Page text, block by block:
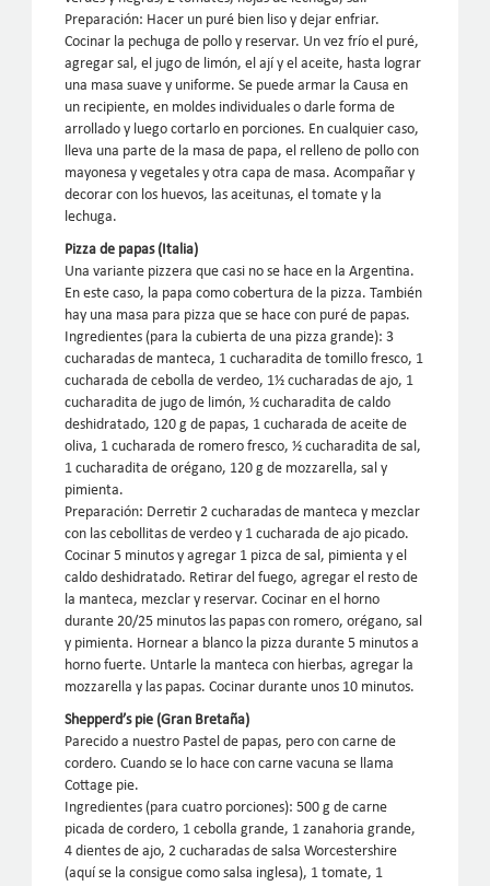
Preparación: Hacer un puré bien liso y dejar enfriar.
Cocinar la pechuga de pollo y reservar. Un vez frío el puré,
agregar sal, el jugo de limón, el ají y el aceite, hasta lograr
una masa suave y uniforme. Se puede armar la Causa en
un recipiente, en moldes individuales o darle forma de
arrollado y luego cortarlo en porciones. En cualquier caso,
lleva una parte de la masa de papa, el relleno de pollo con
mayonesa y vegetales y otra capa de masa. Acompañar y
decorar con los huevos, las aceitunas, el tomate y la
lechuga.
Pizza de papas (Italia)
Una variante pizzera que casi no se hace en la Argentina.
En este caso, la papa como cobertura de la pizza. También
hay una masa para pizza que se hace con puré de papas.
Ingredientes (para la cubierta de una pizza grande): 3
cucharadas de manteca, 1 cucharadita de tomillo fresco, 1
cucharada de cebolla de verdeo, 1½ cucharadas de ajo, 1
cucharadita de jugo de limón, ½ cucharadita de caldo
deshidratado, 120 g de papas, 1 cucharada de aceite de
oliva, 1 cucharada de romero fresco, ½ cucharadita de sal,
1 cucharadita de orégano, 120 g de mozzarella, sal y
pimienta.
Preparación: Derretir 2 cucharadas de manteca y mezclar
con las cebollitas de verdeo y 1 cucharada de ajo picado.
Cocinar 5 minutos y agregar 1 pizca de sal, pimienta y el
caldo deshidratado. Retirar del fuego, agregar el resto de
la manteca, mezclar y reservar. Cocinar en el horno
durante 20/25 minutos las papas con romero, orégano, sal
y pimienta. Hornear a blanco la pizza durante 5 minutos a
horno fuerte. Untarle la manteca con hierbas, agregar la
mozzarella y las papas. Cocinar durante unos 10 minutos.
Shepperd’s pie (Gran Bretaña)
Parecido a nuestro Pastel de papas, pero con carne de
cordero. Cuando se lo hace con carne vacuna se llama
Cottage pie.
Ingredientes (para cuatro porciones): 500 g de carne
picada de cordero, 1 cebolla grande, 1 zanahoria grande,
4 dientes de ajo, 2 cucharadas de salsa Worcestershire
(aquí se la consigue como salsa inglesa), 1 tomate, 1